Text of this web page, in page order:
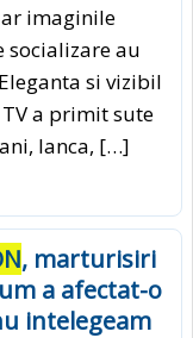
imaginile
socializare au
si vizibil
a primit sute
Ianca, […]
, marturisiri
a afectat-o
intelegeam